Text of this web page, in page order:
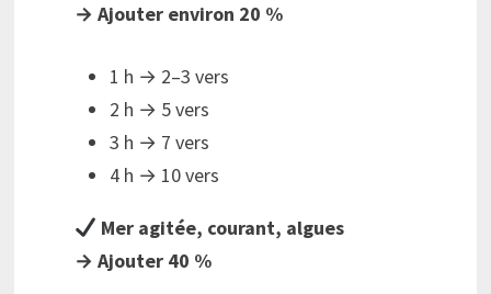
→ Ajouter environ 20 %
1 h → 2–3 vers
2 h → 5 vers
3 h → 7 vers
4 h → 10 vers
Mer agitée, courant, algues
→ Ajouter 40 %